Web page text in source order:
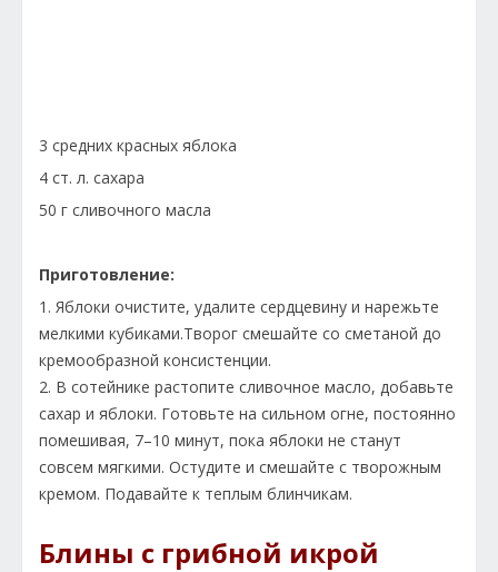
3 средних красных яблока
4 ст. л. сахара
50 г сливочного масла
Приготовление:
1. Яблоки очистите, удалите сердцевину и нарежьте
мелкими кубиками.Творог смешайте со сметаной до
кремообразной консистенции.
2. В сотейнике растопите сливочное масло, добавьте
сахар и яблоки. Готовьте на сильном огне, постоянно
помешивая, 7–10 минут, пока яблоки не станут
совсем мягкими. Остудите и смешайте с творожным
кремом. Подавайте к теплым блинчикам.
Блины с грибной икрой